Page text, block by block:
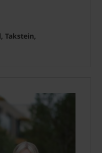
Takstein,